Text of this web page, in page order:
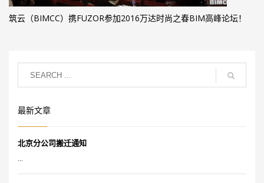
筑云（BIMCC）携FUZOR参加2016万达时尚之春BIM高峰论坛！
最新文章
北京分公司搬迁通知
...